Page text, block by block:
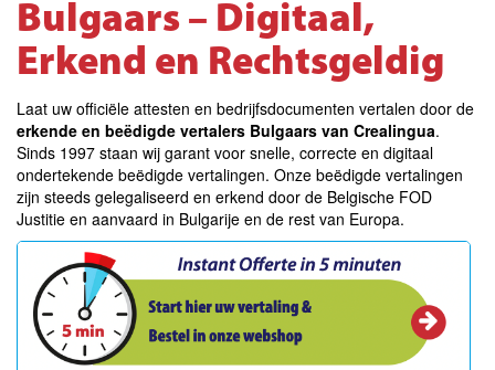
Bulgaars – Digitaal,
Erkend en Rechtsgeldig
Laat uw officiële attesten en bedrijfsdocumenten vertalen door de
erkende en beëdigde vertalers Bulgaars van Crealingua.
Sinds 1997 staan wij garant voor snelle, correcte en digitaal
ondertekende beëdigde vertalingen. Onze beëdigde vertalingen
zijn steeds gelegaliseerd en erkend door de Belgische FOD
Justitie en aanvaard in Bulgarije en de rest van Europa.